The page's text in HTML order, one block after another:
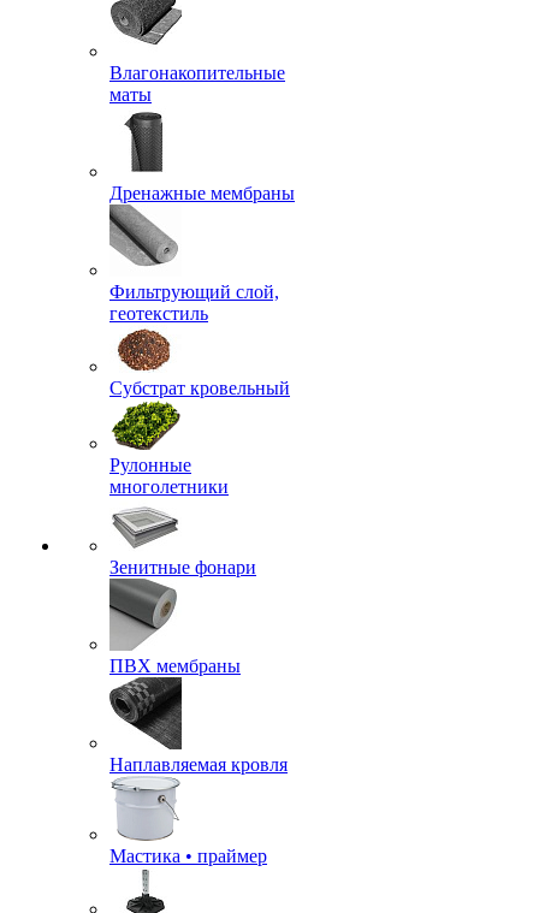
Влагонакопительные
маты
Дренажные мембраны
Фильтрующий слой,
геотекстиль
Субстрат кровельный
Рулонные
многолетники
Зенитные фонари
ПВХ мембраны
Наплавляемая кровля
Мастика • праймер